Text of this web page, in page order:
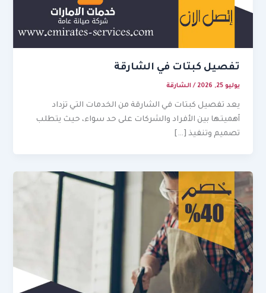
تفصيل كبتات في الشارقة
يوليو 25, 2026 /الشارقة
يعد تفصيل كبتات في الشارقة من الخدمات التي تزداد
أهميتها بين الأفراد والشركات على حد سواء، حيث يتطلب
تصميم وتنفيذ […]